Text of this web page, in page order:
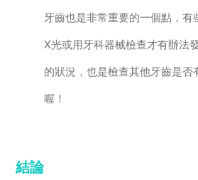
牙齒也是非常重要的一個點，有
X光或用牙科器械檢查才有辦法
的狀況，也是檢查其他牙齒是否
喔！
結論